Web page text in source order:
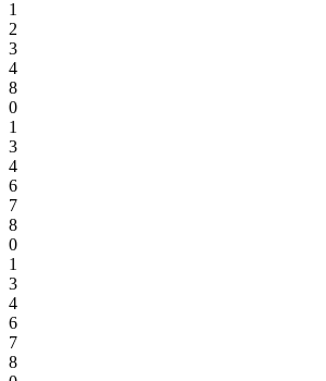
1
2
3
4
8
0
1
3
4
6
7
8
0
1
3
4
6
7
8